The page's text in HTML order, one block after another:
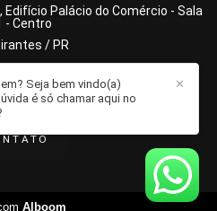
Edifício Palácio do Comércio - Sala
- Centro
/ PR
✕
Seja bem vindo(a)
é só chamar aqui no
Alboom